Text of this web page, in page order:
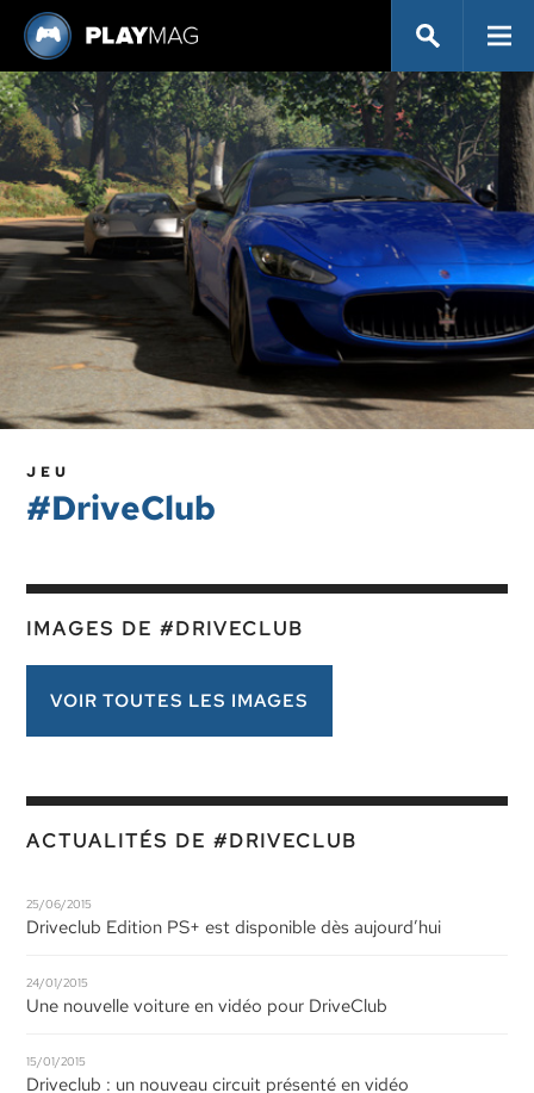
JEU
#DriveClub
IMAGES DE #DRIVECLUB
VOIR TOUTES LES IMAGES
ACTUALITÉS DE #DRIVECLUB
25/06/2015
Driveclub Edition PS+ est disponible dès aujourd’hui
24/01/2015
Une nouvelle voiture en vidéo pour DriveClub
15/01/2015
Driveclub : un nouveau circuit présenté en vidéo